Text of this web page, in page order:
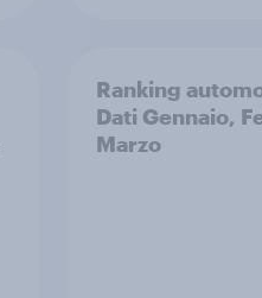
Ranking
Dati Gennaio,
Marzo